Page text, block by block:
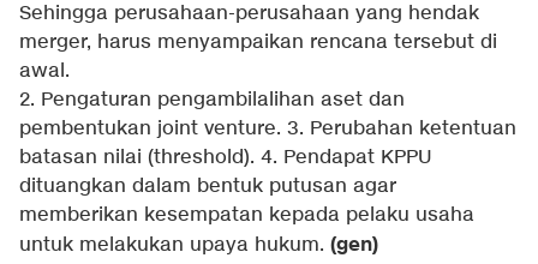
Sehingga perusahaan-perusahaan yang hendak
merger, harus menyampaikan rencana tersebut di
awal.
2. Pengaturan pengambilalihan aset dan
pembentukan joint venture. 3. Perubahan ketentuan
batasan nilai (threshold). 4. Pendapat KPPU
dituangkan dalam bentuk putusan agar
memberikan kesempatan kepada pelaku usaha
untuk melakukan upaya hukum. (gen)